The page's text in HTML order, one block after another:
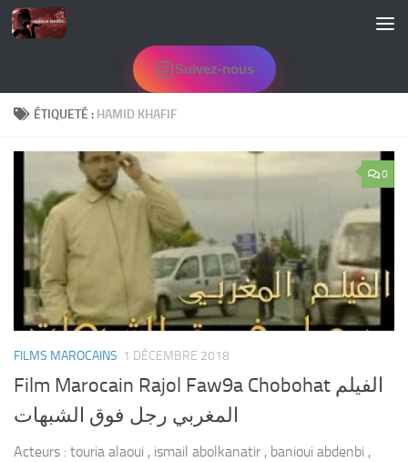
Skip to content
Suivez-nous
ÉTIQUETÉ : HAMID KHAFIF
0
FILMS MAROCAINS 1 DÉCEMBRE 2018
Film Marocain Rajol Faw9a Chobohat الفيلم
المغربي رجل فوق الشبهات
Acteurs : touria alaoui , ismail abolkanatir , banioui abdenbi ,